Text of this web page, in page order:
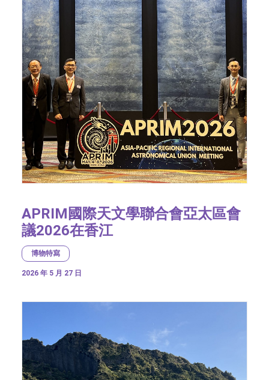
APRIM國際天文學聯合會亞太區會
議2026在香江
博物特寫
2026 年 5 月 27 日